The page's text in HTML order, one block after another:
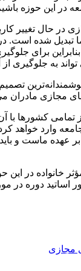
در این حوزه
در حال
تبدیل شده
برای
به جلوگیری
مجازی مادران می
کشورها با
جامعه وارد
ماست و باید
در این
دوره در
مجازی